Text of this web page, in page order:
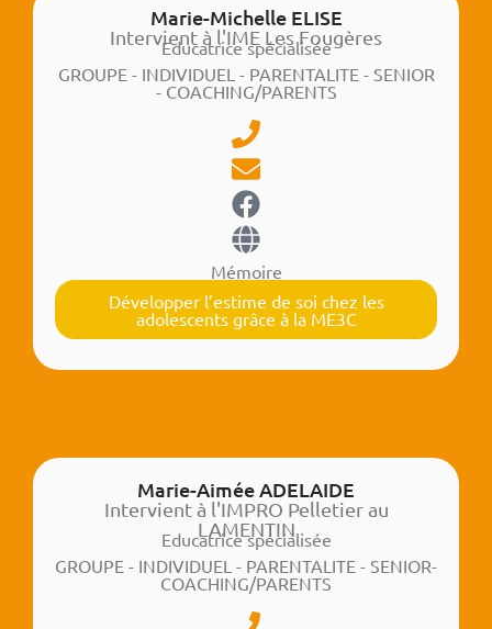
Marie-Michelle ELISE
Intervient à l'IME Les Fougères
Educatrice spécialisée
GROUPE - INDIVIDUEL - PARENTALITE - SENIOR
- COACHING/PARENTS
Mémoire
Développer l’estime de soi chez les
adolescents grâce à la ME3C
Marie-Aimée ADELAIDE
Intervient à l'IMPRO Pelletier au
LAMENTIN
Educatrice spécialisée
GROUPE - INDIVIDUEL - PARENTALITE - SENIOR-
COACHING/PARENTS